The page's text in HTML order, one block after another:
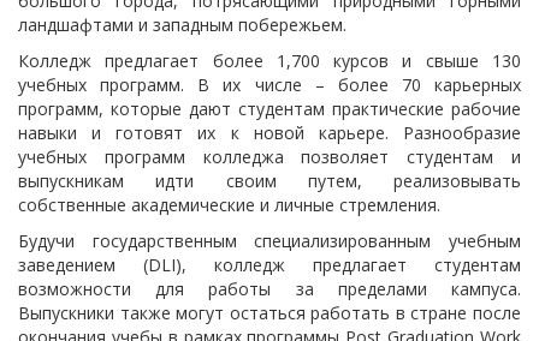
ландшафтами и западным побережьем.
Колледж предлагает более 1,700 курсов и свыше 130
учебных программ. В их числе – более 70 карьерных
программ, которые дают студентам практические рабочие
навыки и готовят их к новой карьере. Разнообразие
учебных программ колледжа позволяет студентам и
выпускникам идти своим путем, реализовывать
собственные академические и личные стремления.
Будучи государственным специализированным учебным
заведением (DLI), колледж предлагает студентам
возможности для работы за пределами кампуса.
Выпускники также могут остаться работать в стране после